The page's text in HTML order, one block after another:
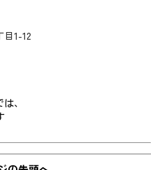
1-12
、